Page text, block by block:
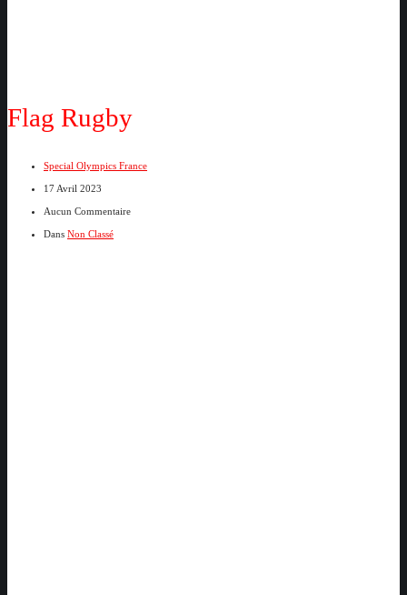
Flag Rugby
Special Olympics France
17 Avril 2023
Aucun Commentaire
Dans Non Classé